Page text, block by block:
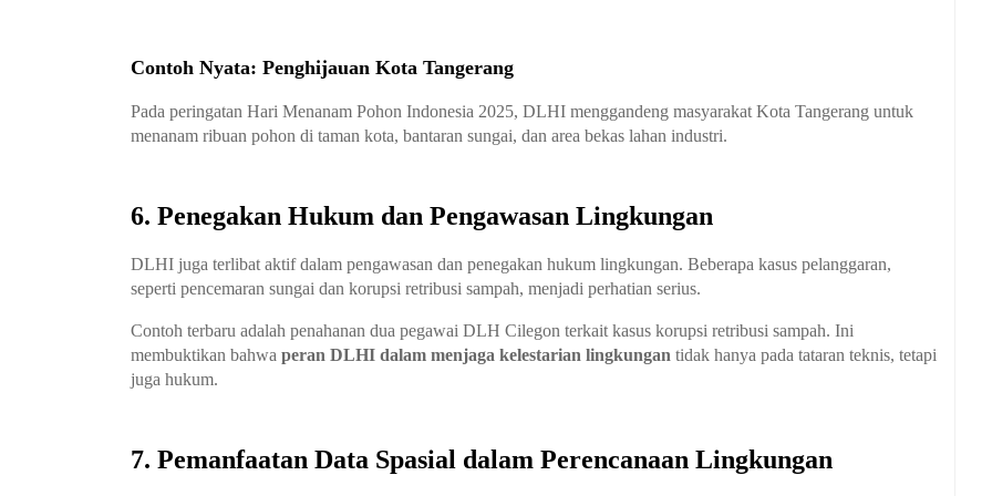
Contoh Nyata: Penghijauan Kota Tangerang
Pada peringatan Hari Menanam Pohon Indonesia 2025, DLHI menggandeng masyarakat Kota Tangerang untuk
menanam ribuan pohon di taman kota, bantaran sungai, dan area bekas lahan industri.
6. Penegakan Hukum dan Pengawasan Lingkungan
DLHI juga terlibat aktif dalam pengawasan dan penegakan hukum lingkungan. Beberapa kasus pelanggaran,
seperti pencemaran sungai dan korupsi retribusi sampah, menjadi perhatian serius.
Contoh terbaru adalah penahanan dua pegawai DLH Cilegon terkait kasus korupsi retribusi sampah. Ini
membuktikan bahwa peran DLHI dalam menjaga kelestarian lingkungan tidak hanya pada tataran teknis, tetapi
juga hukum.
7. Pemanfaatan Data Spasial dalam Perencanaan Lingkungan